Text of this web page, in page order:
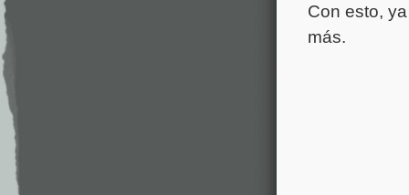
Con esto,
más.